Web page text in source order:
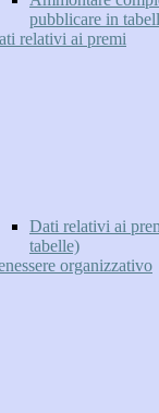
pubblicare in
relativi ai premi
Dati relativi ai
tabelle)
organizzativo